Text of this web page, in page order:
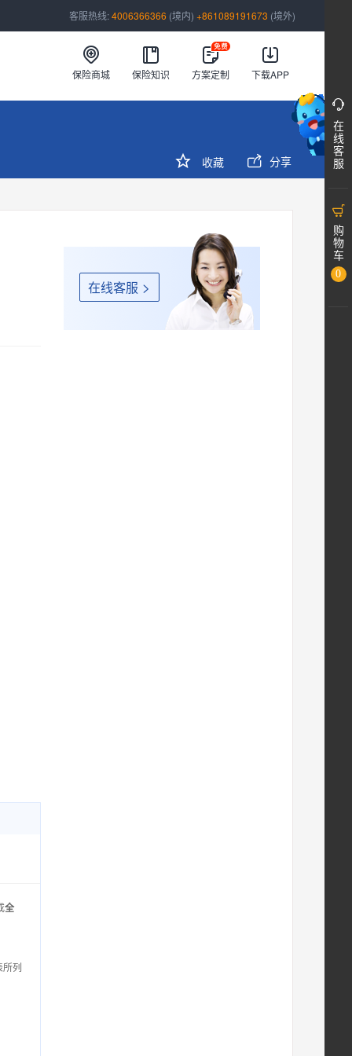
客服热线:4006366366 (境内) +861089191673 (境外)
保险商城 保险知识 方案定制 下载APP
 收藏  分享
全
列
在线客服 

在
线
客
服

购
物
车
0